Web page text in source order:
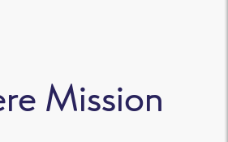
Mission